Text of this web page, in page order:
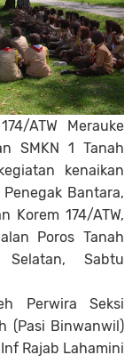
ATW Merauke
SMKN 1 Tanah
kenaikan
Bantara,
Korem 174/ATW,
Poros Tanah
Sabtu
Perwira Seksi
(Pasi Binwanwil)
Rajab Lahamini